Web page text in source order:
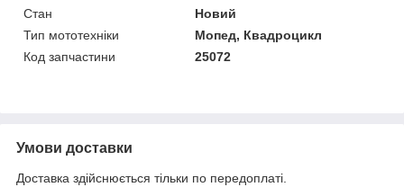
Стан
Новий
Тип мототехніки
Мопед, Квадроцикл
Код запчастини
25072
Умови доставки
Доставка здійснюється тільки по передоплаті.